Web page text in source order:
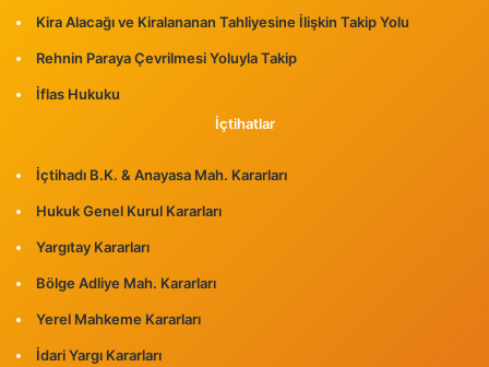
Kira Alacağı ve Kiralananan Tahliyesine İlişkin Takip Yolu
Rehnin Paraya Çevrilmesi Yoluyla Takip
İflas Hukuku
İçtihatlar
İçtihadı B.K. & Anayasa Mah. Kararları
Hukuk Genel Kurul Kararları
Yargıtay Kararları
Bölge Adliye Mah. Kararları
Yerel Mahkeme Kararları
İdari Yargı Kararları